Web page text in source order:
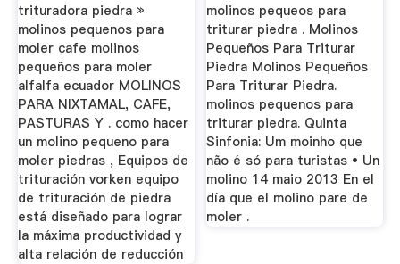
trituradora piedra »
molinos pequenos para
moler cafe molinos
pequeños para moler
alfalfa ecuador MOLINOS
PARA NIXTAMAL, CAFE,
PASTURAS Y . como hacer
un molino pequeno para
moler piedras , Equipos de
trituración vorken equipo
de trituración de piedra
está diseñado para lograr
la máxima productividad y
alta relación de reducción
molinos pequeos para
triturar piedra . Molinos
Pequeños Para Triturar
Piedra Molinos Pequeños
Para Triturar Piedra.
molinos pequenos para
triturar piedra. Quinta
Sinfonia: Um moinho que
não é só para turistas • Un
molino 14 maio 2013 En el
día que el molino pare de
moler .